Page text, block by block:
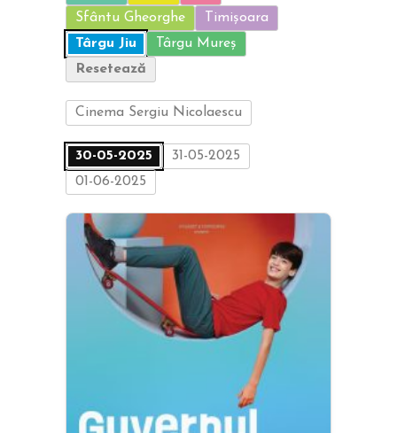
Sfântu Gheorghe
Timișoara
Târgu Jiu
Târgu Mureș
Resetează
Cinema Sergiu Nicolaescu
30-05-2025
31-05-2025
01-06-2025